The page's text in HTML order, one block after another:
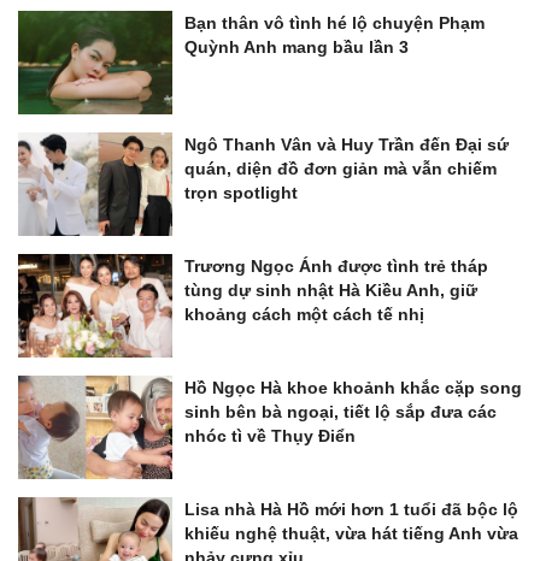
Bạn thân vô tình hé lộ chuyện Phạm
Quỳnh Anh mang bầu lần 3
Ngô Thanh Vân và Huy Trần đến Đại sứ
quán, diện đồ đơn giản mà vẫn chiếm
trọn spotlight
Trương Ngọc Ánh được tình trẻ tháp
tùng dự sinh nhật Hà Kiều Anh, giữ
khoảng cách một cách tế nhị
Hồ Ngọc Hà khoe khoảnh khắc cặp song
sinh bên bà ngoại, tiết lộ sắp đưa các
nhóc tì về Thụy Điển
Lisa nhà Hà Hồ mới hơn 1 tuổi đã bộc lộ
khiếu nghệ thuật, vừa hát tiếng Anh vừa